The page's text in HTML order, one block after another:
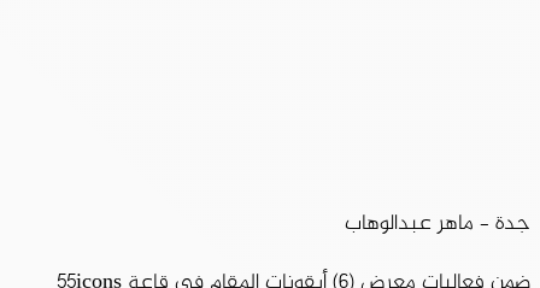
جدة – ماهر عبدالوهاب